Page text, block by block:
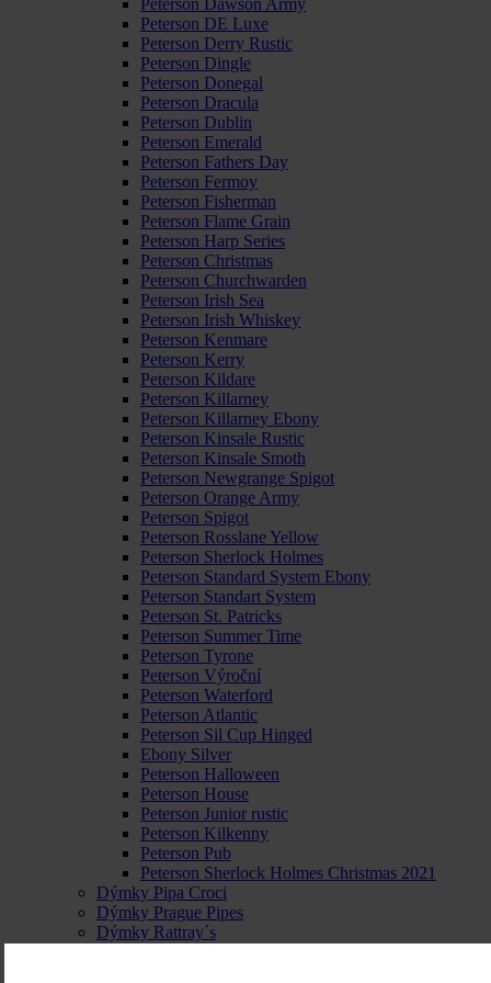
Peterson Dawson Army
Peterson DE Luxe
Peterson Derry Rustic
Peterson Dingle
Peterson Donegal
Peterson Dracula
Peterson Dublin
Peterson Emerald
Peterson Fathers Day
Peterson Fermoy
Peterson Fisherman
Peterson Flame Grain
Peterson Harp Series
Peterson Christmas
Peterson Churchwarden
Peterson Irish Sea
Peterson Irish Whiskey
Peterson Kenmare
Peterson Kerry
Peterson Kildare
Peterson Killarney
Peterson Killarney Ebony
Peterson Kinsale Rustic
Peterson Kinsale Smoth
Peterson Newgrange Spigot
Peterson Orange Army
Peterson Spigot
Peterson Rosslane Yellow
Peterson Sherlock Holmes
Peterson Standard System Ebony
Peterson Standart System
Peterson St. Patricks
Peterson Summer Time
Peterson Tyrone
Peterson Výroční
Peterson Waterford
Peterson Atlantic
Peterson Sil Cup Hinged
Ebony Silver
Peterson Halloween
Peterson House
Peterson Junior rustic
Peterson Kilkenny
Peterson Pub
Peterson Sherlock Holmes Christmas 2021
Dýmky Pipa Croci
Dýmky Prague Pipes
Dýmky Rattray´s